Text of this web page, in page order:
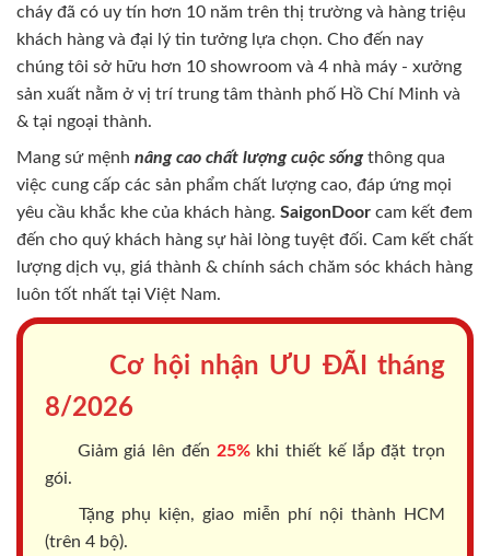
cháy đã có uy tín hơn 10 năm trên thị trường và hàng triệu
khách hàng và đại lý tin tưởng lựa chọn. Cho đến nay
chúng tôi sở hữu hơn 10 showroom và 4 nhà máy - xưởng
sản xuất nằm ở vị trí trung tâm thành phố Hồ Chí Minh và
& tại ngoại thành.
Mang sứ mệnh nâng cao chất lượng cuộc sốngthông qua
việc cung cấp các sản phẩm chất lượng cao, đáp ứng mọi
yêu cầu khắc khe của khách hàng. SaigonDoor cam kết đem
đến cho quý khách hàng sự hài lòng tuyệt đối. Cam kết chất
lượng dịch vụ, giá thành & chính sách chăm sóc khách hàng
luôn tốt nhất tại Việt Nam.
Cơ hội nhận ƯU ĐÃI tháng
8/2026
Giảm giá lên đến 25%khi thiết kế lắp đặt trọn
gói.
Tặng phụ kiện, giao miễn phí nội thành HCM
(trên 4 bộ).